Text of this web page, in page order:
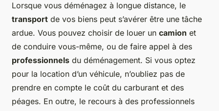
Lorsque vous déménagez à longue distance, le
transport de vos biens peut s’avérer être une tâche
ardue. Vous pouvez choisir de louer un camion et
de conduire vous-même, ou de faire appel à des
professionnels du déménagement. Si vous optez
pour la location d’un véhicule, n’oubliez pas de
prendre en compte le coût du carburant et des
péages. En outre, le recours à des professionnels